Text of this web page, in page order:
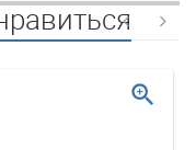
zoom_in